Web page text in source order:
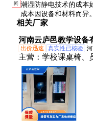
清洗时需使用专用洗涤
问 潮湿防静电技术的成本
成本因设备和材料而异
约500-2000元/人，高端
相关厂家
河南云庐邑教学设备
出价迅速 真实性已核验
主营： 学校课桌椅、
电、太空舱上下床、